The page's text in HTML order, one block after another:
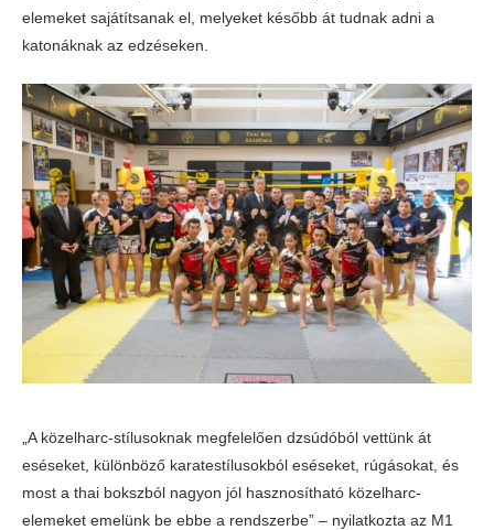
elemeket sajátítsanak el, melyeket később át tudnak adni a
katonáknak az edzéseken.
„A közelharc-stílusoknak megfelelően dzsúdóból vettünk át
eséseket, különböző karatestílusokból eséseket, rúgásokat, és
most a thai bokszból nagyon jól hasznosítható közelharc-
elemeket emelünk be ebbe a rendszerbe” – nyilatkozta az M1